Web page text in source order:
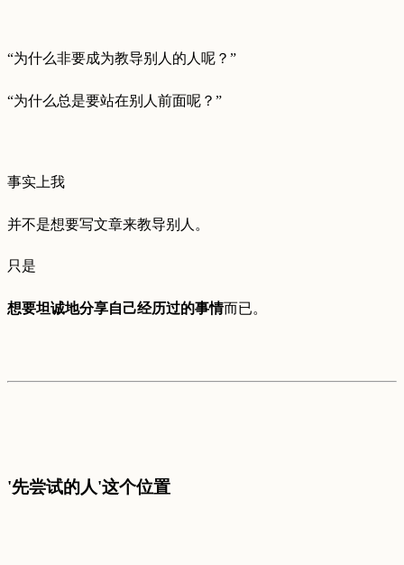
“为什么非要成为教导别人的人呢？”
“为什么总是要站在别人前面呢？”
事实上我
并不是想要写文章来教导别人。
只是
想要坦诚地分享自己经历过的事情而已。
'先尝试的人'这个位置